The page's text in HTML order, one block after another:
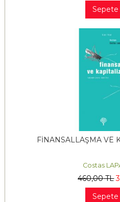
Sepete
FİNANSALLAŞMA VE
Costas
460,00TL
Sepete